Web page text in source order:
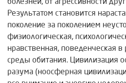
болезней, от агрессивности
Результатом становится
поколение за поколением
физиологическая,
нравственная, поведенческая
среды обитания. Цивилизация
разума (ноосферная